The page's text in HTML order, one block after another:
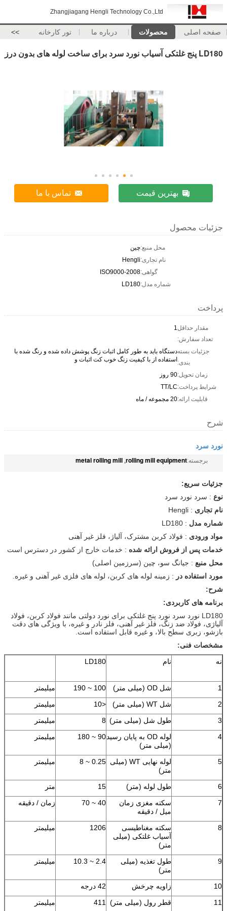
Zhangjiagang Hengli Technology Co.,Ltd
صفحه اصلی محصولات درباره ما تور کارخانه >>
LD180 پنج غلتکی آسیاب نورد سرد برای ساخت لوله های بدون درز
بهترین قیمت تماس با ما
جزئیات محصول
محل منبع:چین
نام تجاری:Hengli
گواهی:ISO9000-2008
شماره مدل:LD180
پرداخت
مقدار حداقل
تعداد سفارش:
1
جزئیات بسته
بندی:
دستگاه باید به طور کامل اثبات زنگ پوشش داده شده و رنگ شده با
استفاده از با کیفیت زنگ خوب کت اثبات و
زمان تحویل:90 روز
شرایط پرداخت:TT/LC
قابلیت ارائه:20 مجموعه / ماه
شرح
نورد سرد
برجسته:rolling mill equipment
,
metal rolling mill
جزئیات سریع:
نوع : سرد نورد سرد
نام تجاری : Hengli
شماره مدل : LD180
مواد ورودی : فولاد کربن مشترک، آلیاژ، فلز غیر آهنی
خدمات پس از فروش ارائه شده : خدمات خارج از کشور در دسترس است
محل منبع : جیانگ سو، چین (سرزمین اصلی)
مورد استفاده در : زمینه لوله های کربن، لوله های فلزی غیر آهنی و غیره.
شرح:
برنامه های کاربردی:
LD180 نورد سرد نورد پنج غلتکی برای نورد دولتی مانند فولاد کربن، فولاد
آلیاژی، فولاد ضد زنگ، فلز غیر آهنی، فلز نادر و غیره، با ویژگی های دقت
بازشو، زبری سطح بالا، و غیره قابل استفاده است.
مشخصات فنی:
نه
نام LD180
1 شل OD (میلی متر) 100 ~ 190
میلیمتر
2
شل WT (میلی متر) <10
میلیمتر
3
طول شل (میلی متر) 8
میلیمتر
4
لوله OD به پایان رسید
(میلی متر)
90 ~ 180 میلیمتر
5
لوله نهایی WT (میلی
متر)
0.25 ~ 8 میلیمتر
6 طول لوله (متر) 15
متر
7
سکته مغزی زمان
میل / دقیقه
40 ~ 70 زمان / دقیقه
8
سکته مغناطیسی
آسیاب غلتکی (میلی
متر)
1206 میلیمتر
9
طول تغذیه (میلی
متر)
2.4 ~ 10.3 میلیمتر
10 زاویه چرخش
42 درجه
11
قطر رول (میلی متر) 411 میلیمتر